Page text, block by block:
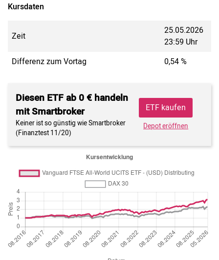
Kursdaten
Zeit
25.05.2026
23:59 Uhr
Differenz zum Vortag
0,54 %
Diesen ETF ab 0 € handeln
mit Smartbroker
Keiner ist so günstig wie Smartbroker
(Finanztest 11/20)
ETF kaufen
Depot eröffnen